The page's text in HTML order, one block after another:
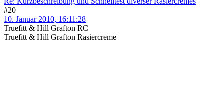
#20
10. Januar 2010, 16:11:28
Truefitt & Hill Grafton RC
Truefitt & Hill Grafton Rasiercreme